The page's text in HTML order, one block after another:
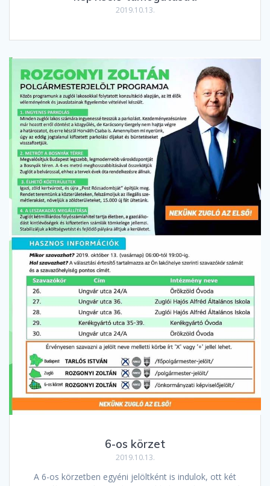
2019.10.13.
6-os körzet
2019.10.13.
A 6-os körzetben egyéni jelöltként is indulok, ott két